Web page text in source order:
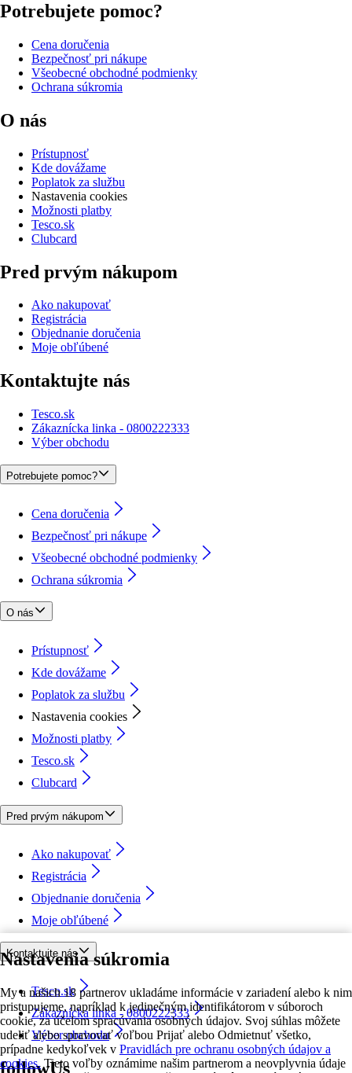
Nastavenia súkromia
My a našich 18 partnerov ukladáme informácie v zariadení alebo k nim
pristupujeme, napríklad k jedinečným identifikátorom v súboroch
cookie, za účelom spracúvania osobných údajov. Svoj súhlas môžete
udeliť alebo spravovať voľbou Prijať alebo Odmietnuť všetko,
prípadne kedykoľvek v Pravidlách pre ochranu osobných údajov a
cookies. Tieto voľby oznámime našim partnerom a neovplyvnia údaje
Potrebujete pomoc?
Cena doručenia
Bezpečnosť pri nákupe
Všeobecné obchodné podmienky
Ochrana súkromia
O nás
Prístupnosť
Kde dovážame
Poplatok za službu
Nastavenia cookies
Možnosti platby
Tesco.sk
Clubcard
Pred prvým nákupom
Ako nakupovať
Registrácia
Objednanie doručenia
Moje obľúbené
Kontaktujte nás
Tesco.sk
Zákaznícka linka - 0800222333
Výber obchodu
Potrebujete pomoc?
Cena doručenia
Bezpečnosť pri nákupe
Všeobecné obchodné podmienky
Ochrana súkromia
O nás
Prístupnosť
Kde dovážame
Poplatok za službu
Nastavenia cookies
Možnosti platby
Tesco.sk
Clubcard
Pred prvým nákupom
Ako nakupovať
Registrácia
Objednanie doručenia
Moje obľúbené
Kontaktujte nás
Tesco.sk
Zákaznícka linka - 0800222333
Výber obchodu
followUs